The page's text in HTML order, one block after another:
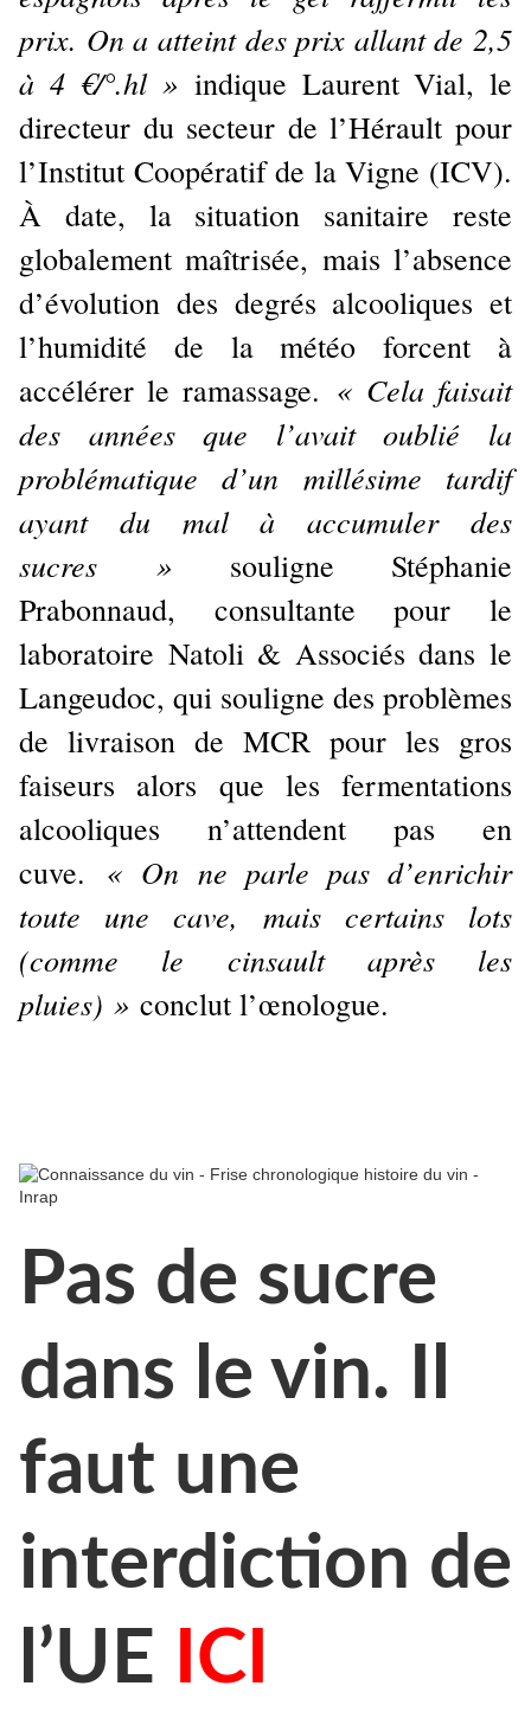
prix. On a atteint des prix allant de 2,5
à 4 €/°.hl »indique Laurent Vial, le
directeur du secteur de l’Hérault pour
l’Institut Coopératif de la Vigne (ICV).
À date, la situation sanitaire reste
globalement maîtrisée, mais l’absence
d’évolution des degrés alcooliques et
l’humidité de la météo forcent à
accélérer le ramassage. « Cela faisait
des années que l’avait oublié la
problématique d’un millésime tardif
ayant du mal à accumuler des
sucres » souligne Stéphanie
Prabonnaud, consultante pour le
laboratoire Natoli & Associés dans le
Langeudoc, qui souligne des problèmes
de livraison de MCR pour les gros
faiseurs alors que les fermentations
alcooliques n’attendent pas en
cuve. « On ne parle pas d’enrichir
toute une cave, mais certains lots
(comme le cinsault après les
pluies) » conclut l’œnologue.
Pas de sucre
dans le vin. Il
faut une
interdiction de
l’UE
ICI